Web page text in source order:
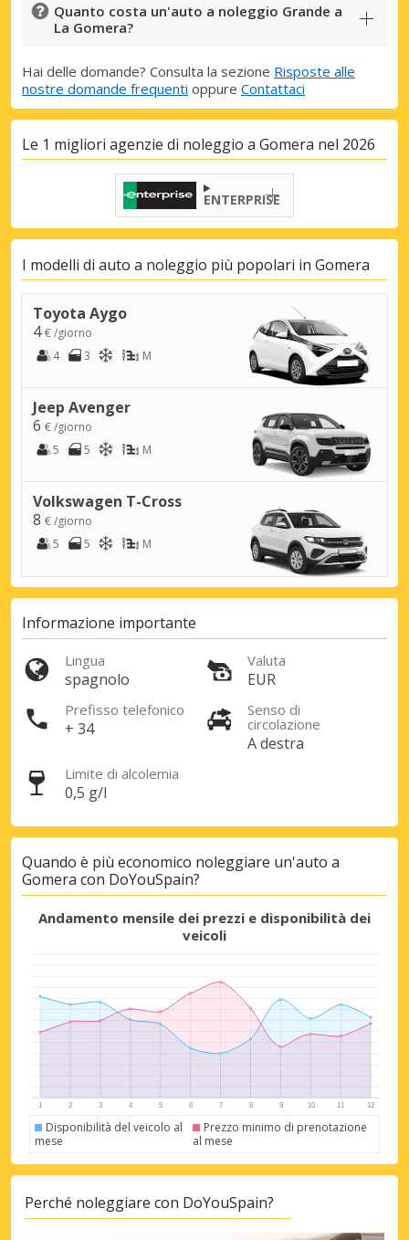
Accedi alle offerte esclusive dei nostri
fornitori
Accedi con eLink
Quanto costa un'auto a noleggio Grande a
La Gomera?
Hai delle domande? Consulta la sezione Risposte alle
nostre domande frequenti oppure Contattaci
Le 1 migliori agenzie di noleggio a Gomera nel 2026
ENTERPRISE
I modelli di auto a noleggio più popolari in Gomera
Toyota Aygo
4€ /giorno
4
3 M
Jeep Avenger
6 € /giorno
5
5 M
Volkswagen T-Cross
8 € /giorno
5
5 M
Informazione importante
Lingua
spagnolo
Valuta
EUR
Prefisso telefonico
+ 34
Senso di
circolazione
A destra
Limite di alcolemia
0,5 g/l
Quando è più economico noleggiare un'auto a
Gomera con DoYouSpain?
Andamento mensile dei prezzi e disponibilità dei
veicoli
Disponibilità del veicolo al
mese
Prezzo minimo di prenotazione
al mese
Perché noleggiare con DoYouSpain?